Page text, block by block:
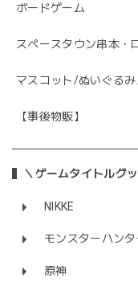
ボードゲーム
スペースタウン串本・
マスコット/ぬいぐるみ
【事後物販】
＼ゲームタイトルグ
NIKKE
モンスターハンタ
原神